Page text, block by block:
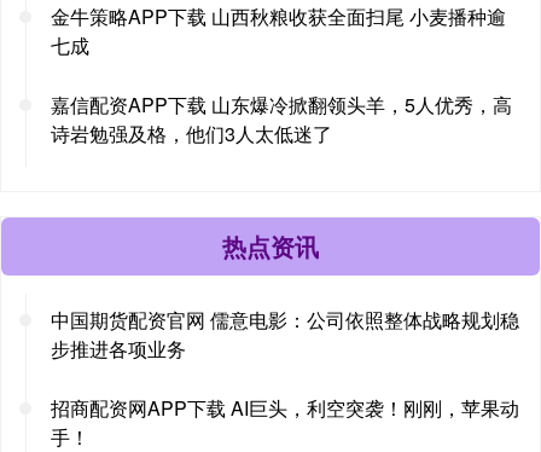
金牛策略APP下载 山西秋粮收获全面扫尾 小麦播种逾
七成
嘉信配资APP下载 山东爆冷掀翻领头羊，5人优秀，高
诗岩勉强及格，他们3人太低迷了
热点资讯
中国期货配资官网 儒意电影：公司依照整体战略规划稳
步推进各项业务
招商配资网APP下载 AI巨头，利空突袭！刚刚，苹果动
手！